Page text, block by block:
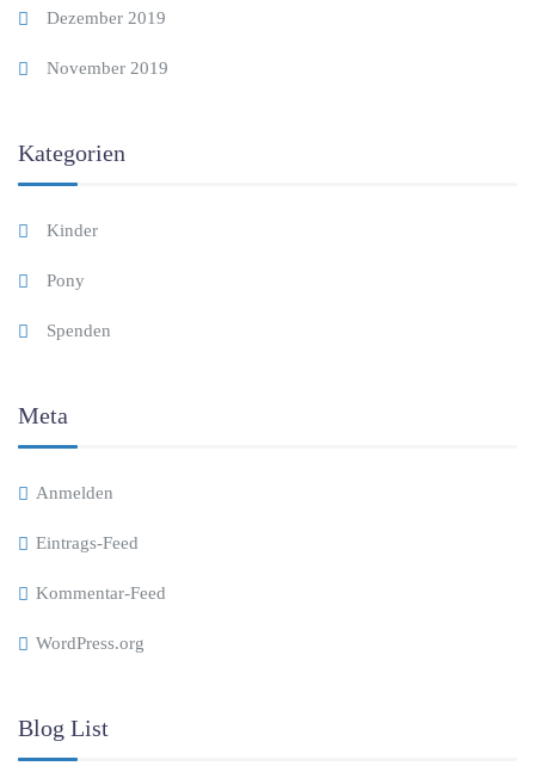
Dezember 2019
November 2019
Kategorien
Kinder
Pony
Spenden
Meta
Anmelden
Eintrags-Feed
Kommentar-Feed
WordPress.org
Blog List